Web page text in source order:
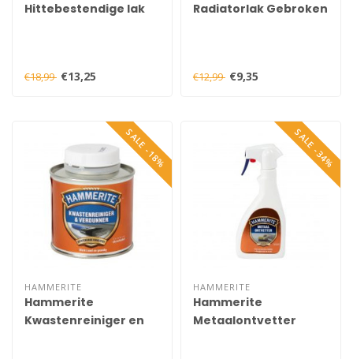
Hittebestendige lak
€18,99 €13,25
Radiatorlak Gebroken
€12,99 €9,35
SALE -18%
HAMMERITE
Hammerite
Kwastenreiniger en
SALE -34%
HAMMERITE
Hammerite
Metaalontvetter